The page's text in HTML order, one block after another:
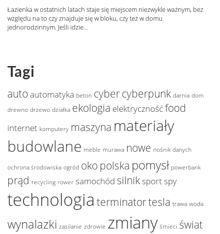
Łazienka w ostatnich latach staje się miejscem niezwykle ważnym, bez
względu na to czy znajduje się w bloku, czy też w domu
jednorodzinnym. Jeśli idzie…
Tagi
auto automatyka beton cybercyberpunk darnia dom
drewno drzewo działka ekologia elektrycznośćfood
internet komputery maszyna materiały
budowlane meble murawa nowe nośnik danych
ochrona środowiska ogród oko polska pomysł powerbank
prąd recycling rower samochód silniksport spy
technologia terminatortesla trawa woda
wynalazki zasilanie zdrowie zmiany śmieci świat